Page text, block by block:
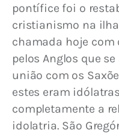
pontífice foi o
cristianismo na
chamada hoje com
pelos Anglos que
união com os
estes eram
completamente a
idolatria. São